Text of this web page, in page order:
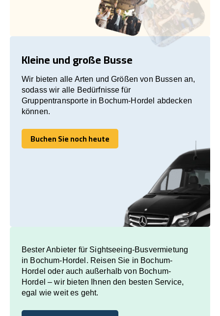
Kleine und große Busse
Wir bieten alle Arten und Größen von Bussen an,
sodass wir alle Bedürfnisse für
Gruppentransporte in Bochum-Hordel abdecken
können.
Buchen Sie noch heute
Buchen Sie noch heute
Bester Anbieter für Sightseeing-Busvermietung
in Bochum-Hordel. Reisen Sie in Bochum-
Hordel oder auch außerhalb von Bochum-
Hordel – wir bieten Ihnen den besten Service,
egal wie weit es geht.